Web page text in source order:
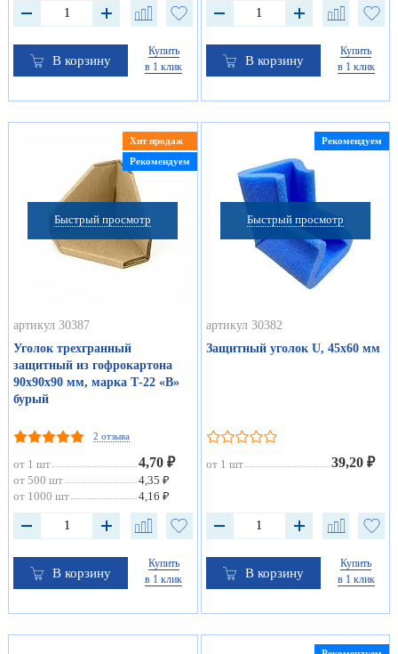
В корзину
Купить
в 1 клик
В корзину
Купить
в 1 клик
Быстрый просмотр
Хит продаж
Рекомендуем
артикул 30387
Уголок трехгранный
защитный из гофрокартона
90х90х90 мм, марка Т-22 «В»
бурый
2 отзыва
от 1 шт 4,70 ₽
от 500 шт
4,35 ₽
от 1000 шт
4,16 ₽
В корзину
Купить
в 1 клик
Быстрый просмотр
Рекомендуем
артикул 30382
Защитный уголок U, 45х60 мм
от 1 шт 39,20 ₽
В корзину
Купить
в 1 клик